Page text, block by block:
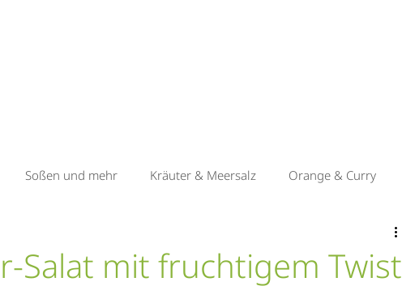
Soßen und mehr Kräuter & Meersalz Orange & Curry
Salat mit fruchtigem Twist